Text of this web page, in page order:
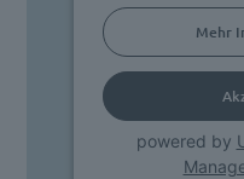
Mehr
powered by